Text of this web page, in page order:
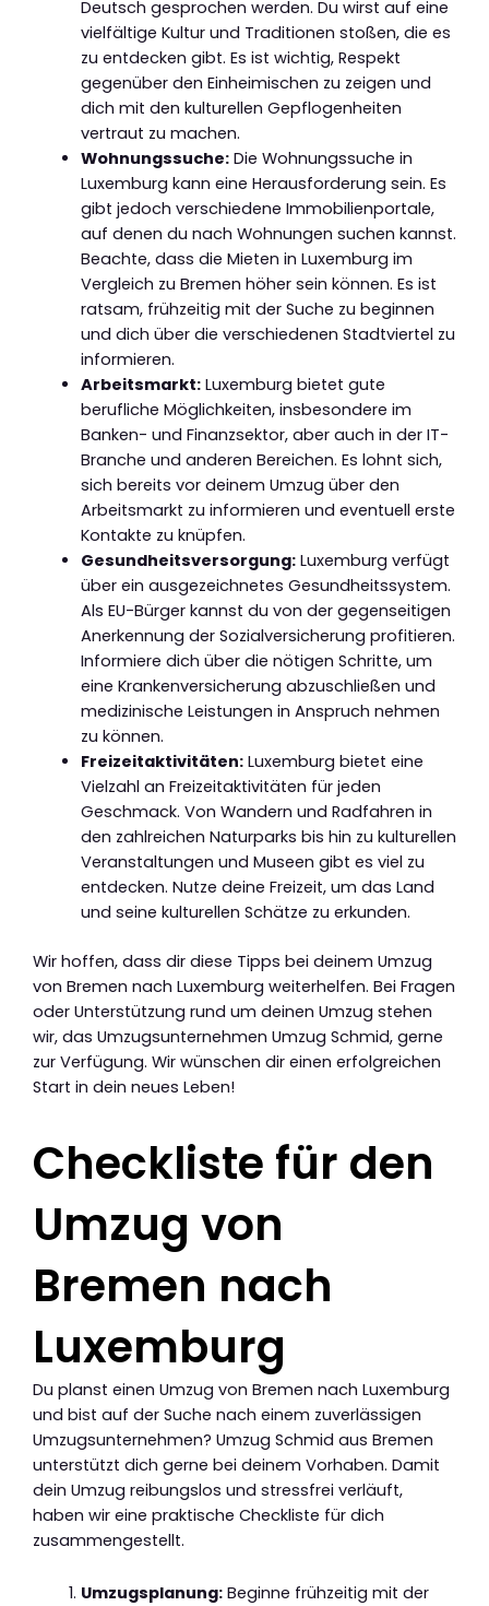
Deutsch gesprochen werden. Du wirst auf eine
vielfältige Kultur und Traditionen stoßen, die es
zu entdecken gibt. Es ist wichtig, Respekt
gegenüber den Einheimischen zu zeigen und
dich mit den kulturellen Gepflogenheiten
vertraut zu machen.
Wohnungssuche:Die Wohnungssuche in
Luxemburg kann eine Herausforderung sein. Es
gibt jedoch verschiedene Immobilienportale,
auf denen du nach Wohnungen suchen kannst.
Beachte, dass die Mieten in Luxemburg im
Vergleich zu Bremen höher sein können. Es ist
ratsam, frühzeitig mit der Suche zu beginnen
und dich über die verschiedenen Stadtviertel zu
informieren.
Arbeitsmarkt:Luxemburg bietet gute
berufliche Möglichkeiten, insbesondere im
Banken- und Finanzsektor, aber auch in der IT-
Branche und anderen Bereichen. Es lohnt sich,
sich bereits vor deinem Umzug über den
Arbeitsmarkt zu informieren und eventuell erste
Kontakte zu knüpfen.
Gesundheitsversorgung:Luxemburg verfügt
über ein ausgezeichnetes Gesundheitssystem.
Als EU-Bürger kannst du von der gegenseitigen
Anerkennung der Sozialversicherung profitieren.
Informiere dich über die nötigen Schritte, um
eine Krankenversicherung abzuschließen und
medizinische Leistungen in Anspruch nehmen
zu können.
Freizeitaktivitäten:Luxemburg bietet eine
Vielzahl an Freizeitaktivitäten für jeden
Geschmack. Von Wandern und Radfahren in
den zahlreichen Naturparks bis hin zu kulturellen
Veranstaltungen und Museen gibt es viel zu
entdecken. Nutze deine Freizeit, um das Land
und seine kulturellen Schätze zu erkunden.
Wir hoffen, dass dir diese Tipps bei deinem Umzug
von Bremen nach Luxemburg weiterhelfen. Bei Fragen
oder Unterstützung rund um deinen Umzug stehen
wir, das Umzugsunternehmen Umzug Schmid, gerne
zur Verfügung. Wir wünschen dir einen erfolgreichen
Start in dein neues Leben!
Checkliste für den
Umzug von
Bremen nach
Luxemburg
Du planst einen Umzug von Bremen nach Luxemburg
und bist auf der Suche nach einem zuverlässigen
Umzugsunternehmen? Umzug Schmid aus Bremen
unterstützt dich gerne bei deinem Vorhaben. Damit
dein Umzug reibungslos und stressfrei verläuft,
haben wir eine praktische Checkliste für dich
zusammengestellt.
Umzugsplanung:Beginne frühzeitig mit der